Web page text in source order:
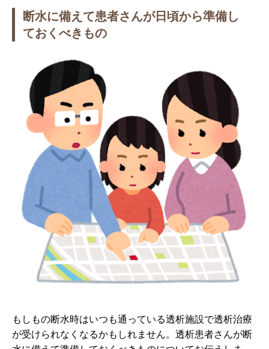
断水に備えて患者さんが日頃から準備し
ておくべきもの
もしもの断水時はいつも通っている透析施設で透析治療
が受けられなくなるかもしれません。透析患者さんが断